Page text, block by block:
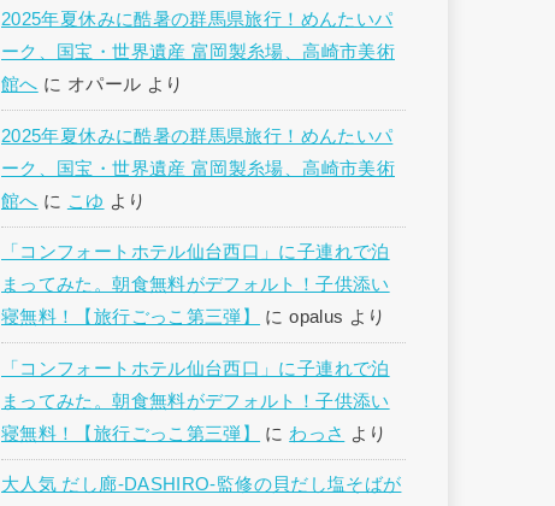
2025年夏休みに酷暑の群馬県旅行！めんたいパ
ーク、国宝・世界遺産 富岡製糸場、高崎市美術
館へ に オパール より
2025年夏休みに酷暑の群馬県旅行！めんたいパ
ーク、国宝・世界遺産 富岡製糸場、高崎市美術
館へ に こゆ より
「コンフォートホテル仙台西口」に子連れで泊
まってみた。朝食無料がデフォルト！子供添い
寝無料！【旅行ごっこ第三弾】
にopalus より
「コンフォートホテル仙台西口」に子連れで泊
まってみた。朝食無料がデフォルト！子供添い
寝無料！【旅行ごっこ第三弾】
に わっさ より
大人気 だし廊-DASHIRO-監修の貝だし塩そばが